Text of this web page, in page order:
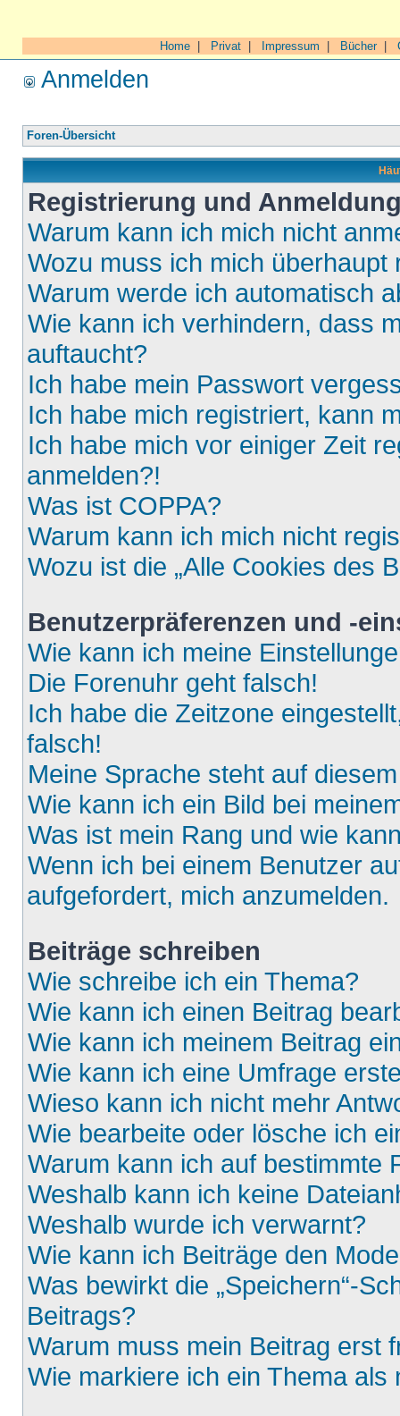
Home Privat Impressum Bücher|
Anmelden
Foren-Übersicht
Registrierung und
Warum kann ich mich nicht
Wozu muss ich mich überhaupt
Warum werde ich automatisch
Wie kann ich verhindern, dass
auftaucht?
Ich habe mein Passwort
Ich habe mich registriert, kann
Ich habe mich vor einiger Zeit
anmelden?!
Was ist COPPA?
Warum kann ich mich nicht
Wozu ist die „Alle Cookies des
Benutzerpräferenzen und -
Wie kann ich meine
Die Forenuhr geht falsch!
Ich habe die Zeitzone
falsch!
Meine Sprache steht auf
Wie kann ich ein Bild bei
Was ist mein Rang und wie
Wenn ich bei einem Benutzer
aufgefordert, mich anzumelden.
Beiträge schreiben
Wie schreibe ich ein Thema?
Wie kann ich einen Beitrag
Wie kann ich meinem Beitrag
Wie kann ich eine Umfrage
Wieso kann ich nicht mehr
Wie bearbeite oder lösche ich
Warum kann ich auf bestimmte
Weshalb kann ich keine
Weshalb wurde ich verwarnt?
Wie kann ich Beiträge den
Was bewirkt die „Speichern“-
Beitrags?
Warum muss mein Beitrag erst
Wie markiere ich ein Thema als